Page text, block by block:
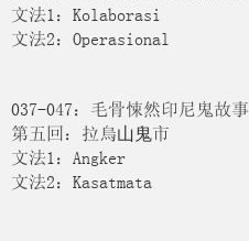
文法1：Kolaborasi
文法2：Operasional
037-047：毛骨悚然印尼鬼故事
第五回：拉烏⼭⿁市
文法1：Angker
文法2：Kasatmata